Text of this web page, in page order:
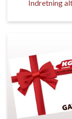
Indretning